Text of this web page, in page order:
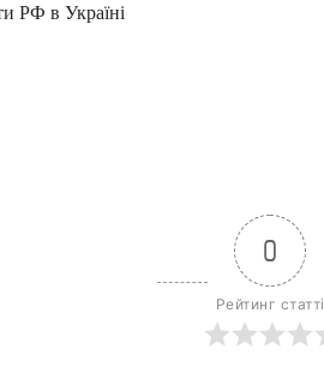
РФ в Україні
0
Рейтинг статті